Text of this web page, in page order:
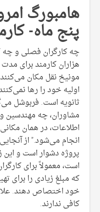
هامبورگ
پنج ماه-
چه کارگران فصلی و چه
هزاران کارمند برای
مونیخ نقل مکان
اولیه خود را رها
ثانویه است. فربوشل
مشاوران، چه مهندسین
اطلاعات، در همان
انجام می‌شود.” از
پروژه دشوار است و این
است، معمولاً برای
که مبلغ زیادی را برای
خود اختصاص دهند.
کافی ندارند.